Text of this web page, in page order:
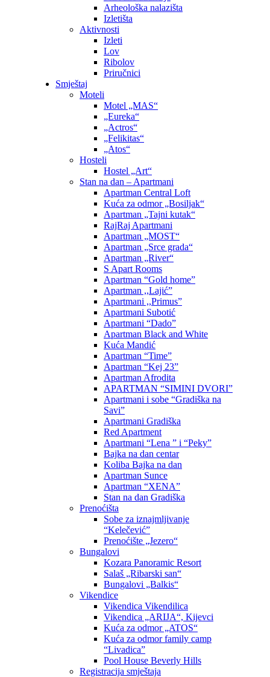
Arheološka nalazišta
Izletišta
Aktivnosti
Izleti
Lov
Ribolov
Priručnici
Smještaj
Moteli
Motel „MAS“
„Eureka“
„Actros“
„Felikitas“
„Atos“
Hosteli
Hostel „Art“
Stan na dan – Apartmani
Apartman Central Loft
Kuća za odmor „Bosiljak“
Apartman „Tajni kutak“
RajRaj Apartmani
Apartman „MOST“
Apartman „Srce grada“
Apartman „River“
S Apart Rooms
Apartman “Gold home”
Apartman ,,Lajić”
Apartmani ,,Primus”
Apartmani Subotić
Apartmani “Dado”
Apartman Black and White
Kuća Mandić
Apartman “Time”
Apartman “Kej 23”
Apartman Afrodita
APARTMAN “SIMINI DVORI”
Apartmani i sobe “Gradiška na
Savi”
Apartmani Gradiška
Red Apartment
Apartmani “Lena ” i “Peky”
Bajka na dan centar
Koliba Bajka na dan
Apartman Sunce
Apartman “XENA”
Stan na dan Gradiška
Prenoćišta
Sobe za iznajmljivanje
“Kelečević”
Prenoćište „Jezero“
Bungalovi
Kozara Panoramic Resort
Salaš „Ribarski san“
Bungalovi „Balkis“
Vikendice
Vikendica Vikendilica
Vikendica „ARIJA“, Kijevci
Kuća za odmor „ATOS“
Kuća za odmor family camp
“Livadica”
Pool House Beverly Hills
Registracija smještaja